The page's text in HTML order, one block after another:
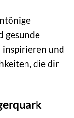
gesunde
inspirieren und
die dir